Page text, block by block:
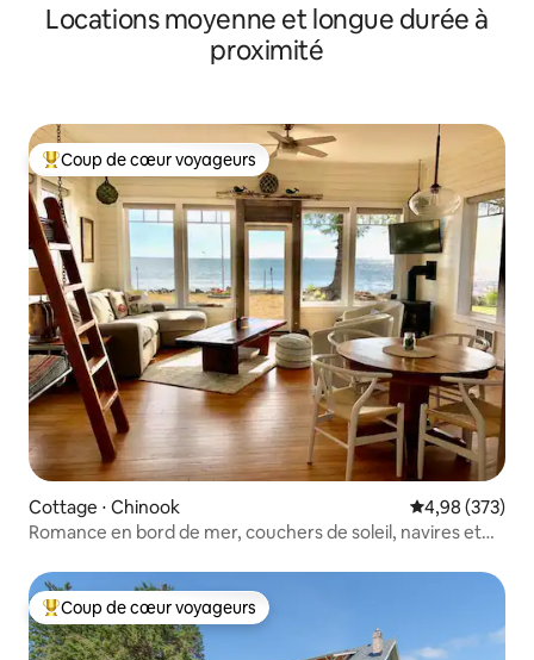
Locations moyenne et longue durée à
proximité
Coups de cœur voyageurs les plus appréciés
Coup de cœur voyageurs
Cottage ⋅ Chinook Évaluation
4,98 (373)
Romance en bord de mer, couchers de soleil, navires et
Coups de cœur voyageurs les plus appréciés
Coup de cœur voyageurs